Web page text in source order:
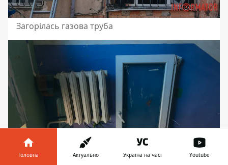
Загорілась газова труба
Головна Актуально Україна на часі Youtube